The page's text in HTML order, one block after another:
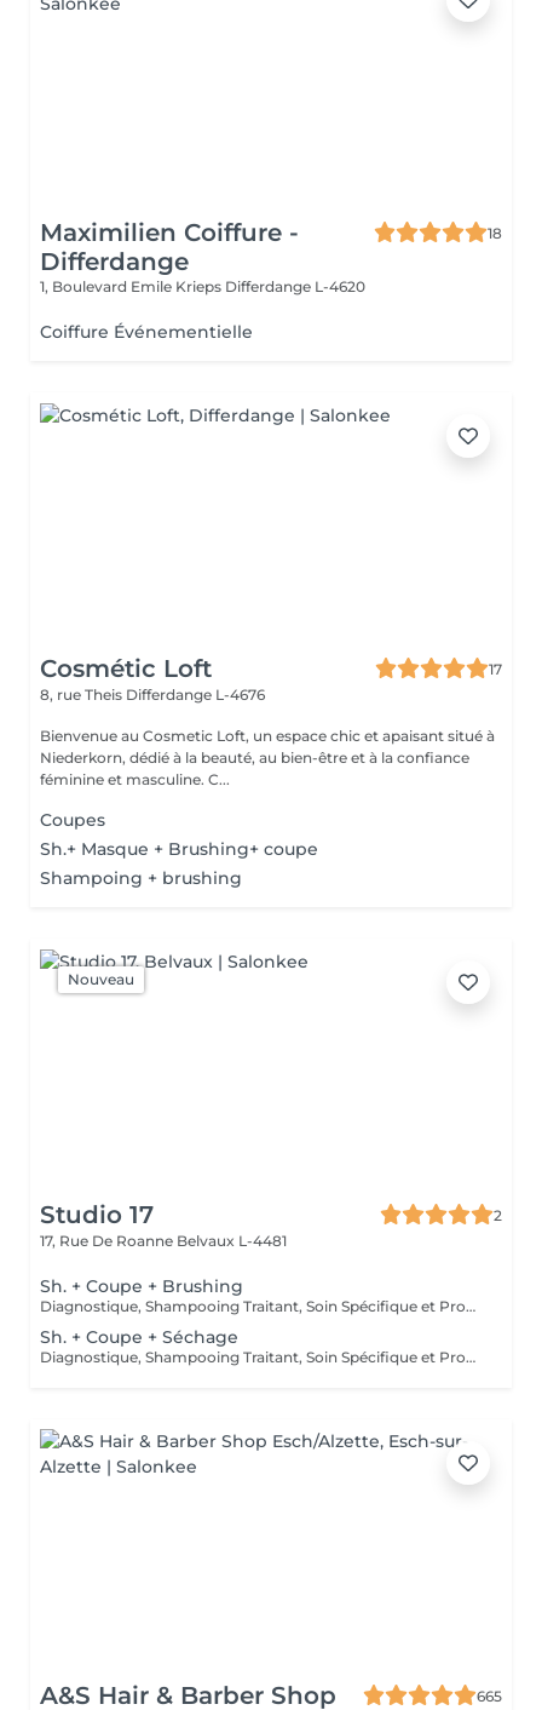
Maximilien Coiffure -
Differdange
18
1, Boulevard Emile Krieps Differdange L-4620
Coiffure Événementielle
Cosmétic Loft
17
8, rue Theis Differdange L-4676
Bienvenue au Cosmetic Loft, un espace chic et apaisant situé à
Niederkorn, dédié à la beauté, au bien-être et à la confiance
féminine et masculine. C...
Coupes
Sh.+ Masque + Brushing+ coupe
Shampoing + brushing
Nouveau
Studio 17
2
17, Rue De Roanne Belvaux L-4481
Sh. + Coupe + Brushing
Diagnostique, Shampooing Traitant, Soin Spécifique et Produits Coiffants inclus
Sh. + Coupe + Séchage
Diagnostique, Shampooing Traitant, Soin Spécifique et Produits Coiffants inclus
A&S Hair & Barber Shop 665